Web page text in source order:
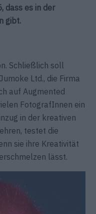
dass es in der
gibt.
Schließlich soll
Ltd., die Firma
auf Augmented
FotografInnen ein
in der kreativen
testet die
sie ihre Kreativität
lässt.